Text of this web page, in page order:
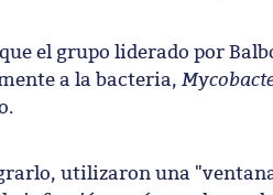
el grupo liderado por
a la bacteria,
utilizaron una